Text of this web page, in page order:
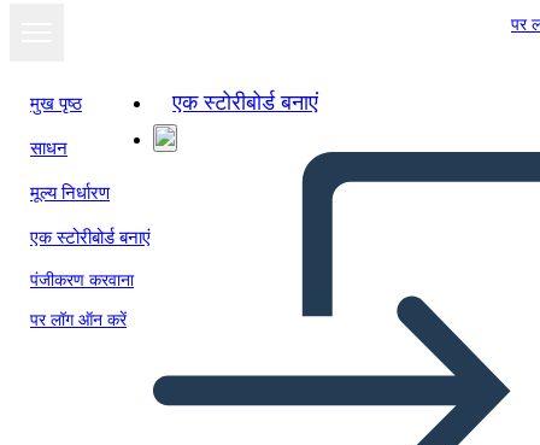
पर
मुख पृष्ठ
साधन
मूल्य निर्धारण
एक स्टोरीबोर्ड बनाएं
पंजीकरण करवाना
पर लॉग ऑन करें
एक स्टोरीबोर्ड बनाएं